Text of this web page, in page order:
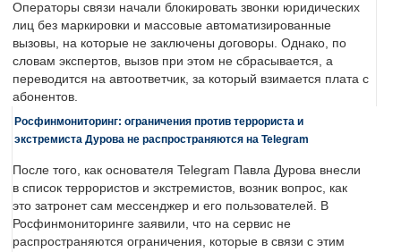
Операторы связи начали блокировать звонки юридических
лиц без маркировки и массовые автоматизированные
вызовы, на которые не заключены договоры. Однако, по
словам экспертов, вызов при этом не сбрасывается, а
переводится на автоответчик, за который взимается плата с
абонентов.
Росфинмониторинг: ограничения против террориста и
экстремиста Дурова не распространяются на Telegram
После того, как основателя Telegram Павла Дурова внесли
в список террористов и экстремистов, возник вопрос, как
это затронет сам мессенджер и его пользователей. В
Росфинмониторинге заявили, что на сервис не
распространяются ограничения, которые в связи с этим